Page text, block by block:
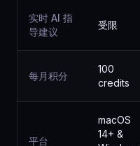
实时 AI 指
导建议
受限
每月积分
100
credits
平台
macOS
14+ &